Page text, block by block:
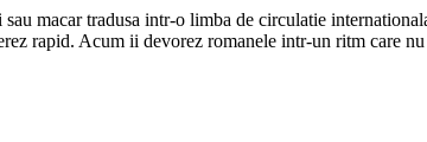
macar tradusa intr-o limba de circulatie
rapid. Acum ii devorez romanele intr-un ritm care